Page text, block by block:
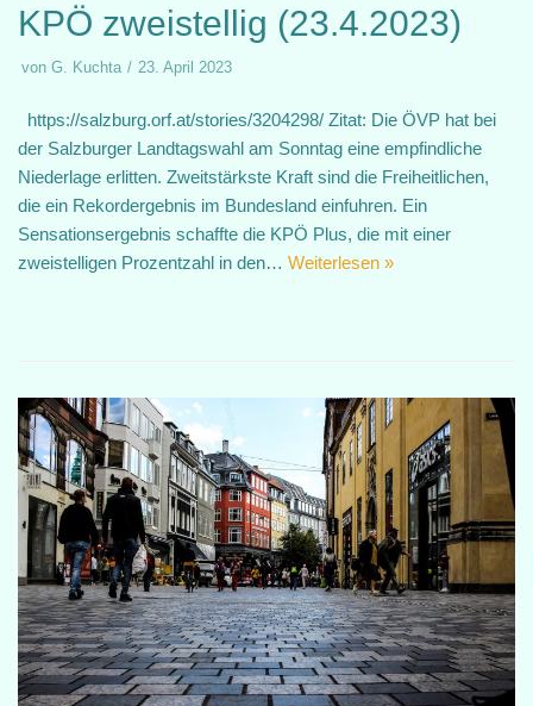
KPÖ zweistellig (23.4.2023)
von G. Kuchta 23. April 2023
https://salzburg.orf.at/stories/3204298/ Zitat: Die ÖVP hat bei
der Salzburger Landtagswahl am Sonntag eine empfindliche
Niederlage erlitten. Zweitstärkste Kraft sind die Freiheitlichen,
die ein Rekordergebnis im Bundesland einfuhren. Ein
Sensationsergebnis schaffte die KPÖ Plus, die mit einer
zweistelligen Prozentzahl in den… Weiterlesen »